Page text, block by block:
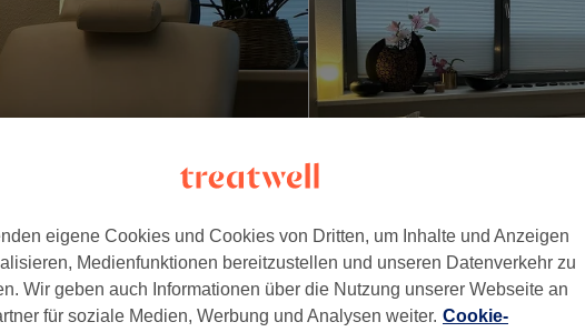
eigene Cookies und Cookies von Dritten, um Inhalte und Anzeigen
Medienfunktionen bereitzustellen und unseren Datenverkehr zu
Wir geben auch Informationen über die Nutzung unserer Webseite an
für soziale Medien, Werbung und Analysen weiter. Cookie-